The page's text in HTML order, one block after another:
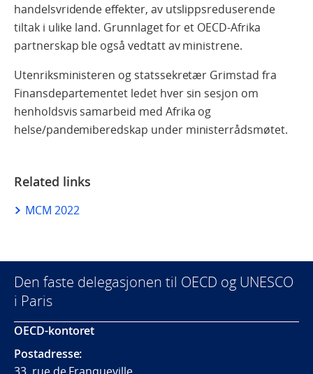
handelsvridende effekter, av utslippsreduserende
tiltak i ulike land. Grunnlaget for et OECD-Afrika
partnerskap ble også vedtatt av ministrene.
Utenriksministeren og statssekretær Grimstad fra
Finansdepartementet ledet hver sin sesjon om
henholdsvis samarbeid med Afrika og
helse/pandemiberedskap under ministerrådsmøtet.
Related links
MCM 2022
Den faste delegasjonen til OECD og UNESCO
i Paris
OECD-kontoret
Postadresse: